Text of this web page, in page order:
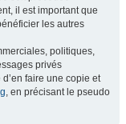
il est important que
les autres
politiques,
privés
faire une copie et
, en précisant le pseudo